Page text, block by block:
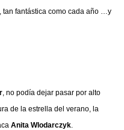
, tan fantástica como cada año …y
, no podía dejar pasar por alto
de la estrella del verano, la
Anita Wlodarczyk.